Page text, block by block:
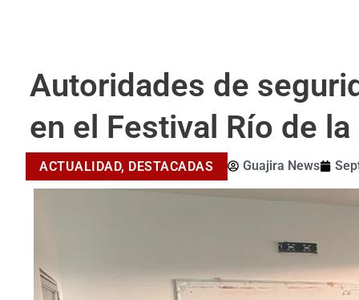
Autoridades de
en el Festival Río de
ACTUALIDAD, DESTACADAS Guajira News